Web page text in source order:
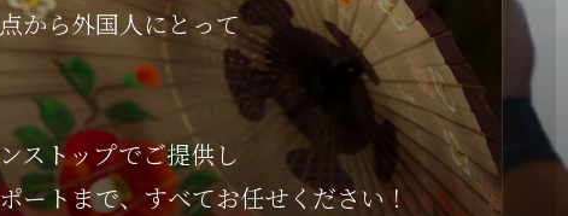
から外国人にとって
ストップでご提供し
ートまで、すべてお任せください！